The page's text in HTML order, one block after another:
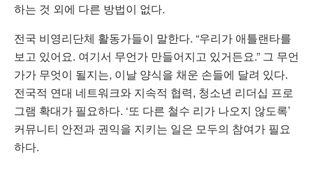
하는 것 외에 다른 방법이 없다.
전국 비영리단체 활동가들이 말한다. “우리가 애틀랜타를
보고 있어요. 여기서 무언가 만들어지고 있거든요.” 그 무언
가가 무엇이 될지는, 이날 양식을 채운 손들에 달려 있다.
전국적 연대 네트워크와 지속적 협력, 청소년 리더십 프로
그램 확대가 필요하다. ‘또 다른 철수 리가 나오지 않도록’
커뮤니티 안전과 권익을 지키는 일은 모두의 참여가 필요
하다.